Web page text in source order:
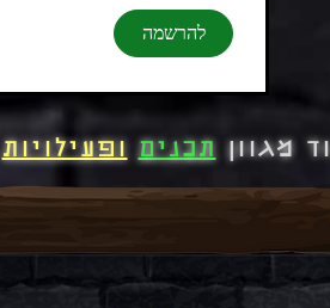
להרשמה
מגווןתכנים ופעילויות